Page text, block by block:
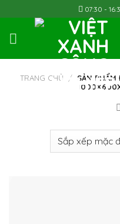
content
07:30 -
TRANG CHỦ / SẢN PHẨM